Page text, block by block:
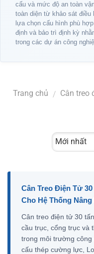
cấu và mức độ an toàn
toàn diện từ khảo sát điều
lựa chọn cấu hình phù
định và bảo trì định kỳ
trong các dự án công
Trang chủ / Cân treo
Cân Treo Điện Tử
Cho Hệ Thống
Cân treo điện tử 30
cầu trục, cổng trục và
trong môi trường
cấu thép cường lực,